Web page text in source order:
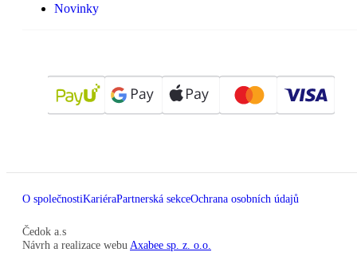
Novinky
O společnostiKariéraPartnerská sekceOchrana osobních údajů
Čedok a.s
Návrh a realizace webu Axabee sp. z. o.o.